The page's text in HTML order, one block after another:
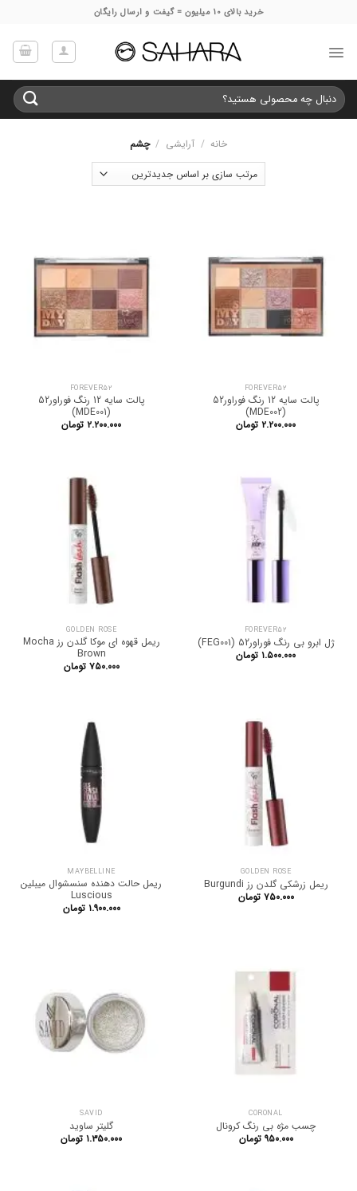
خرید بالای 10 میلیون = گیفت و ارسال رایگان
جستجو
برای:
خانه / آرایشی / چشم
FOREVER52
پالت سایه 12 رنگ فوراور52
(MDE002)
۲.۲۰۰.۰۰۰ تومان
FOREVER52
پالت سایه 12 رنگ فوراور52
(MDE001)
۲.۲۰۰.۰۰۰ تومان
FOREVER52
ژل ابرو بی رنگ فوراور52 (FEG001)
۱.۵۰۰.۰۰۰ تومان
GOLDEN ROSE
ریمل قهوه ای موکا گلدن رز Mocha
Brown
۷۵۰.۰۰۰ تومان
GOLDEN ROSE
ریمل زرشکی گلدن رز Burgundi
۷۵۰.۰۰۰ تومان
MAYBELLINE
ریمل حالت دهنده سنسشوال میبلین
Luscious
۱.۹۰۰.۰۰۰ تومان
CORONAL
چسب مژه بی رنگ کرونال
۹۵۰.۰۰۰ تومان
SAVID
گلیتر ساوید
۱.۳۵۰.۰۰۰ تومان